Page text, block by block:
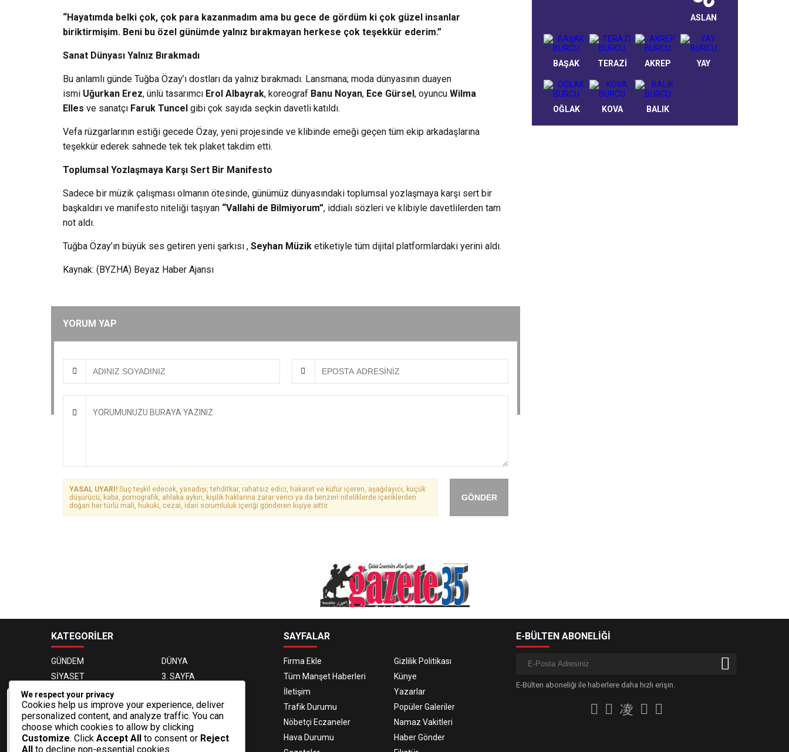
Veri politikasındaki amaçlarla sınırlı ve
mevzuata uygun şekilde çerez
konumlandırmaktayız. Detaylar için veri
politikamızı inceleyebilirsiniz.
“Hayatımda belki çok, çok para kazanmadım ama bu gece de gördüm ki çok güzel insanlar
biriktirmişim. Beni bu özel günümde yalnız bırakmayan herkese çok teşekkür ederim.”
Sanat Dünyası Yalnız Bırakmadı
Bu anlamlı günde Tuğba Özay’ı dostları da yalnız bırakmadı. Lansmana; moda dünyasının duayen
ismi Uğurkan Erez, ünlü tasarımcı Erol Albayrak, koreograf Banu Noyan, Ece Gürsel, oyuncu Wilma
Elles ve sanatçı Faruk Tuncel gibi çok sayıda seçkin davetli katıldı.
Vefa rüzgarlarının estiği gecede Özay, yeni projesinde ve klibinde emeği geçen tüm ekip arkadaşlarına
teşekkür ederek sahnede tek tek plaket takdim etti.
Toplumsal Yozlaşmaya Karşı Sert Bir Manifesto
Sadece bir müzik çalışması olmanın ötesinde, günümüz dünyasındaki toplumsal yozlaşmaya karşı sert bir
başkaldırı ve manifesto niteliği taşıyan “Vallahi de Bilmiyorum”, iddialı sözleri ve klibiyle davetlilerden tam
not aldı.
Tuğba Özay’ın büyük ses getiren yeni şarkısı , Seyhan Müzik etiketiyle tüm dijital platformlardaki yerini aldı.
Kaynak: (BYZHA) Beyaz Haber Ajansı
YORUM YAP
GÖNDER
YASAL UYARI! Suç teşkil edecek, yasadışı, tehditkar, rahatsız edici, hakaret ve küfür içeren, aşağılayıcı, küçük
düşürücü, kaba, pornografik, ahlaka aykırı, kişilik haklarına zarar verici ya da benzeri niteliklerde içeriklerden
doğan her türlü mali, hukuki, cezai, idari sorumluluk içeriği gönderen kişiye aittir.
ASLAN
BAŞAK TERAZİ AKREP YAY
OĞLAK KOVA BALIK
KATEGORİLER
GÜNDEM
DÜNYA
SİYASET
3. SAYFA
EKONOMİ
MAGAZİN
OTOMOBİL
SAĞLIK
SPOR
TEKNOLOJİ
VIDEO GALERİ
SAYFALAR
Firma Ekle
Gizlilik Politikası
Tüm Manşet Haberleri
Künye
İletişim
Yazarlar
Trafik Durumu
Popüler Galeriler
Nöbetçi Eczaneler
Namaz Vakitleri
Hava Durumu
Haber Gönder
E-BÜLTEN ABONELİĞİ
E-Bülten aboneliği ile haberlere daha hızlı erişin.
We respect your privacy
Cookies help us improve your experience, deliver
personalized content, and analyze traffic. You can
choose which cookies to allow by clicking
Customize. Click Accept All to consent or Reject
All
to decline non-essential cookies.